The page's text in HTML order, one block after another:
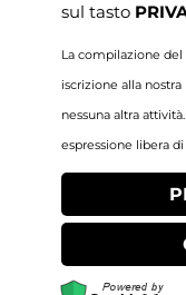
sul tasto
La compilazione
iscrizione alla
nessuna altra
espressione libera